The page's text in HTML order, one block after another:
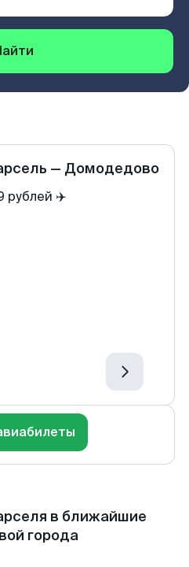
— Домодедово
рублей ✈️
в ближайшие
города